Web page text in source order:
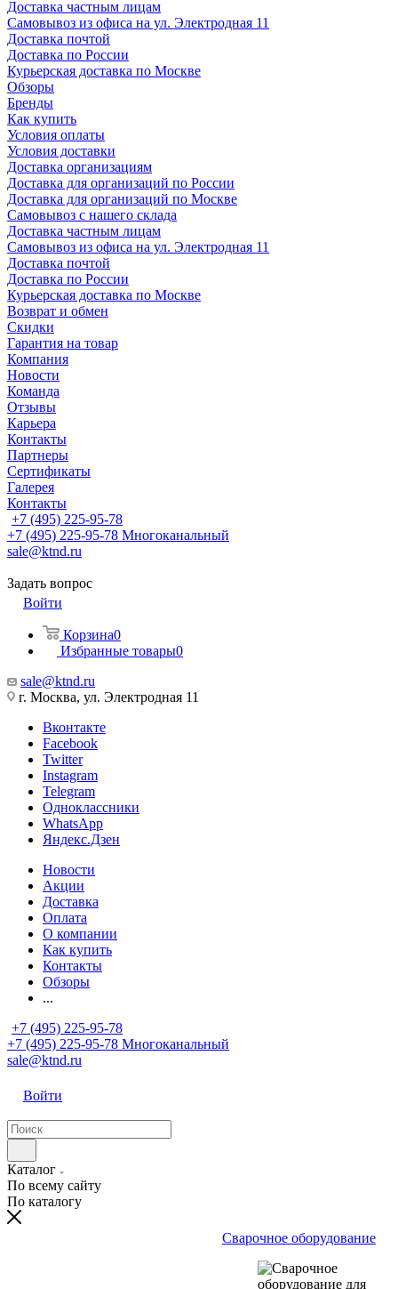
Доставка частным лицам
Самовывоз из офиса на ул. Электродная 11
Доставка почтой
Доставка по России
Курьерская доставка по Москве
Обзоры
Бренды
Как купить
Условия оплаты
Условия доставки
Доставка организациям
Доставка для организаций по России
Доставка для организаций по Москве
Самовывоз с нашего склада
Доставка частным лицам
Самовывоз из офиса на ул. Электродная 11
Доставка почтой
Доставка по России
Курьерская доставка по Москве
Возврат и обмен
Скидки
Гарантия на товар
Компания
Новости
Команда
Отзывы
Карьера
Контакты
Партнеры
Сертификаты
Галерея
Контакты
+7 (495) 225-95-78
+7 (495) 225-95-78 Многоканальный
sale@ktnd.ru
Задать вопрос
Войти
Корзина0
Избранные товары0
sale@ktnd.ru
г. Москва, ул. Электродная 11
Вконтакте
Facebook
Twitter
Instagram
Telegram
Одноклассники
WhatsApp
Яндекс.Дзен
Новости
Акции
Доставка
Оплата
О компании
Как купить
Контакты
Обзоры
...
+7 (495) 225-95-78
+7 (495) 225-95-78 Многоканальный
sale@ktnd.ru
Войти
Каталог
По всему сайту
По каталогу
Сварочное оборудование